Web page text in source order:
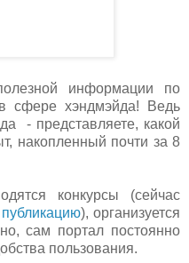
информации по
сфере хэндмэйда! Ведь
- представляете, какой
накопленный почти за 8
конкурсы (сейчас
), организуется
сам портал постоянно
пользования.